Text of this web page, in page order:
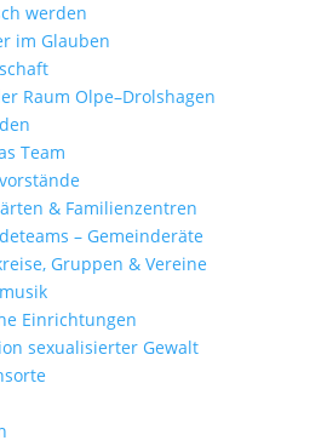
werden
im Glauben
Raum Olpe–Drolshagen
Team
& Familienzentren
– Gemeinderäte
Gruppen & Vereine
Einrichtungen
sexua­li­sierter Gewalt